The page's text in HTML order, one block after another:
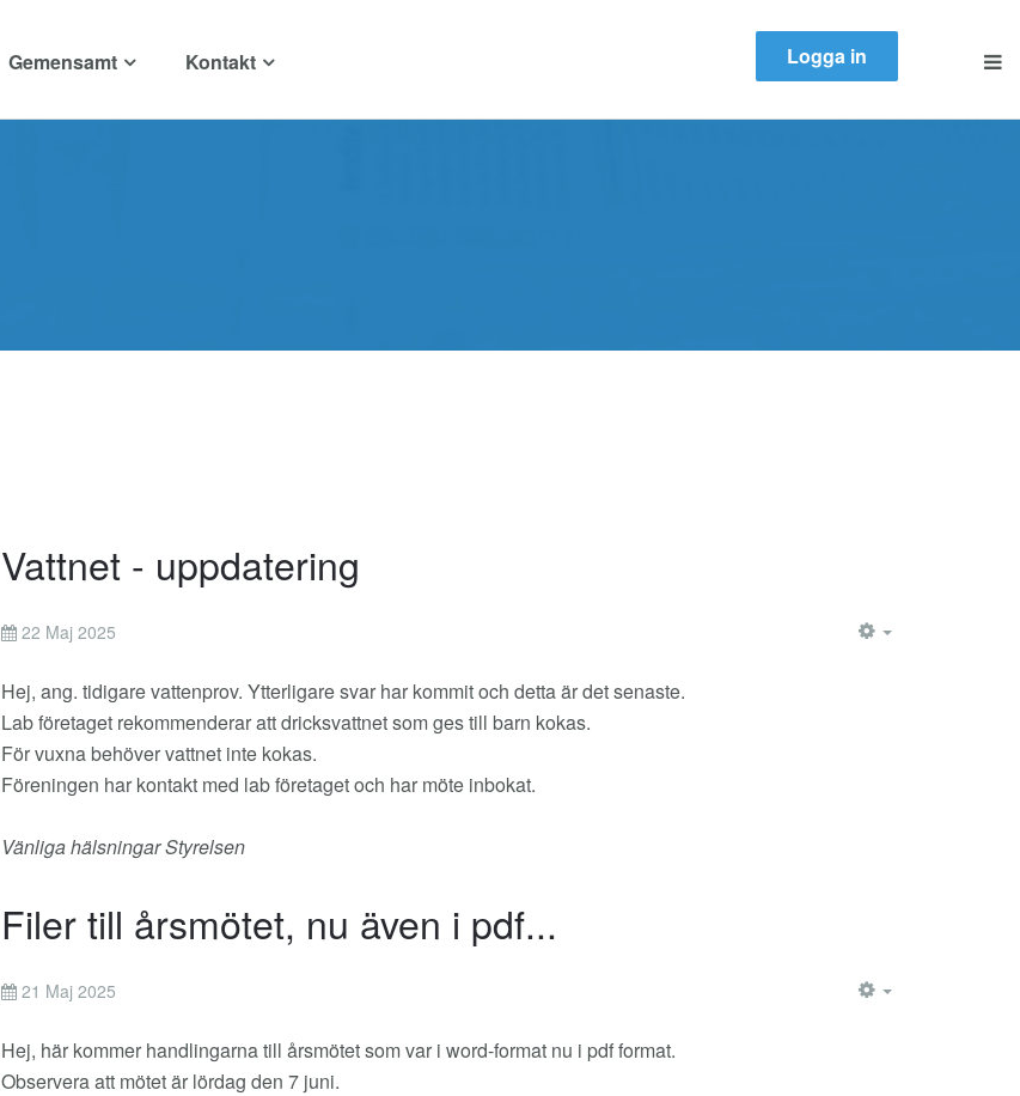
Gemensamt Kontakt Logga in
Vattnet - uppdatering
22 Maj 2025
Hej, ang. tidigare vattenprov. Ytterligare svar har kommit och detta är det senaste.
Lab företaget rekommenderar att dricksvattnet som ges till barn kokas.
För vuxna behöver vattnet inte kokas.
Föreningen har kontakt med lab företaget och har möte inbokat.
Vänliga hälsningar Styrelsen
Filer till årsmötet, nu även i pdf...
21 Maj 2025
Hej, här kommer handlingarna till årsmötet som var i word-format nu i pdf format.
Observera att mötet är lördag den 7 juni.